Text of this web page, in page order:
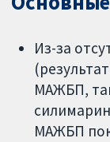
Из-за
МАЖБП,
МАЖБП